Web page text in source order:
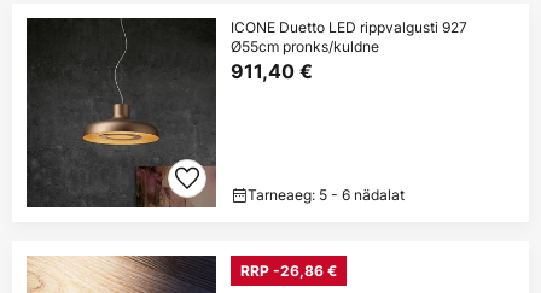
ICONE Duetto LED rippvalgusti 927
Ø55cm pronks/kuldne
911,40 €
Tarneaeg: 5 - 6 nädalat
RRP -26,86 €